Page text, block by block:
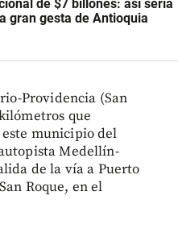
de $7 billones: así sería
gran gesta de Antioquia
Providencia (San
que
municipio del
Medellín-
de la vía a Puerto
Roque, en el